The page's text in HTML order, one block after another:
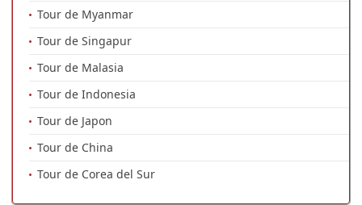
Tour de Myanmar
Tour de Singapur
Tour de Malasia
Tour de Indonesia
Tour de Japon
Tour de China
Tour de Corea del Sur